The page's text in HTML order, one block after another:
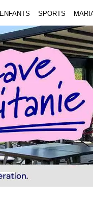
ENFANTS SPORTS